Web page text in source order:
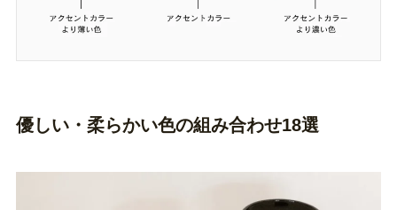
優しい・柔らかい色の組み合わせ18選